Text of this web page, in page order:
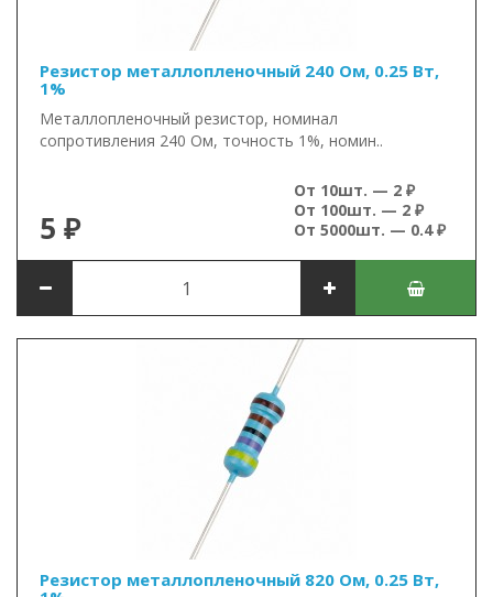
Резистор металлопленочный 240 Ом, 0.25 Вт,
1%
Металлопленочный резистор, номинал
сопротивления 240 Ом, точность 1%, номин..
5 ₽
От 10шт. — 2 ₽
От 100шт. — 2 ₽
От 5000шт. — 0.4 ₽
Резистор металлопленочный 820 Ом, 0.25 Вт,